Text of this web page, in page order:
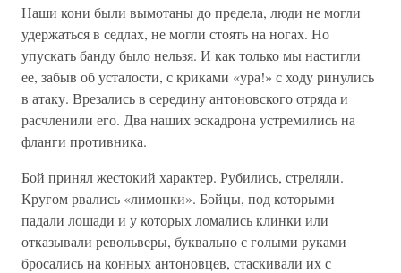
Наши кони были вымотаны до предела, люди не могли
удержаться в седлах, не могли стоять на ногах. Но
упускать банду было нельзя. И как только мы настигли
ее, забыв об усталости, с криками «ура!» с ходу ринулись
в атаку. Врезались в середину антоновского отряда и
расчленили его. Два наших эскадрона устремились на
фланги противника.
Бой принял жестокий характер. Рубились, стреляли.
Кругом рвались «лимонки». Бойцы, под которыми
падали лошади и у которых ломались клинки или
отказывали револьверы, буквально с голыми руками
бросались на конных антоновцев, стаскивали их с